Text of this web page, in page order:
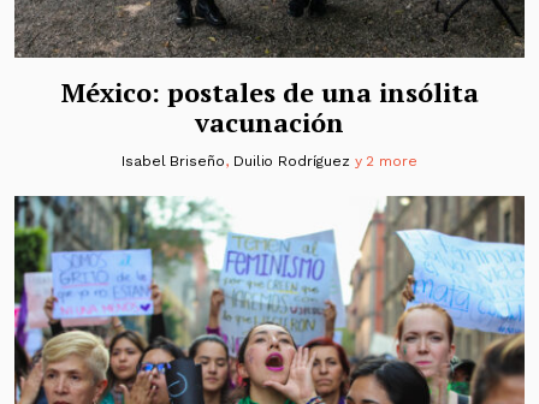
México: postales de una insólita
vacunación
Isabel Briseño, Duilio Rodríguez y 2 more